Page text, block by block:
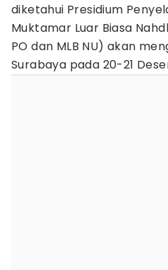
diketahui Presidium
Muktamar Luar Biasa
PO dan MLB NU) akan
Surabaya pada 20-21